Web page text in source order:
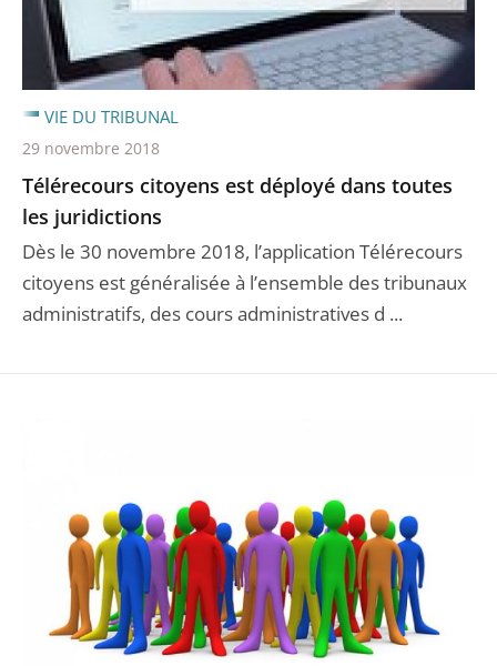
Télérecours citoyens est déployé dans toutes
les juridictions
Dès le 30 novembre 2018, l’application Télérecours
citoyens est généralisée à l’ensemble des tribunaux
administratifs, des cours administratives d ...
VIE DU TRIBUNAL
29 novembre 2018